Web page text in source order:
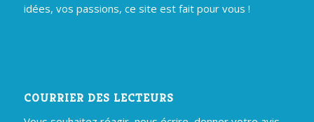
idées, vos passions, ce site est fait pour vous !
COURRIER DES LECTEURS